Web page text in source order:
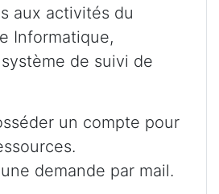
aux activités du
Informatique,
système de suivi de
un compte pour
demande par mail.